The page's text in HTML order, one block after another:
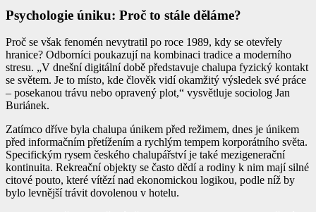
Psychologie úniku: Proč to stále děláme?
Proč se však fenomén nevytratil po roce 1989, kdy se otevřely
hranice? Odborníci poukazují na kombinaci tradice a moderního
stresu. „V dnešní digitální době představuje chalupa fyzický kontakt
se světem. Je to místo, kde člověk vidí okamžitý výsledek své práce
– posekanou trávu nebo opravený plot,“ vysvětluje sociolog Jan
Buriánek.
Zatímco dříve byla chalupa únikem před režimem, dnes je únikem
před informačním přetížením a rychlým tempem korporátního světa.
Specifickým rysem českého chalupářství je také mezigenerační
kontinuita. Rekreační objekty se často dědí a rodiny k nim mají silné
citové pouto, které vítězí nad ekonomickou logikou, podle níž by
bylo levnější trávit dovolenou v hotelu.